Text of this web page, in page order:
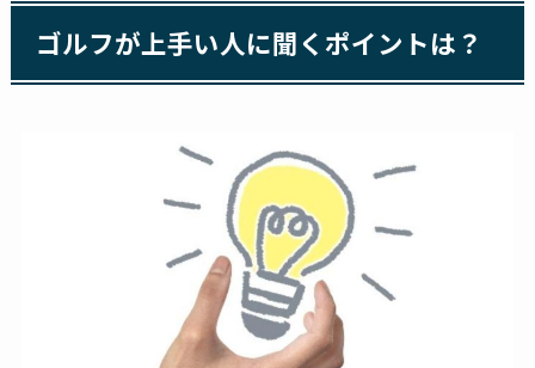
ゴルフが上手い人に聞くポイントは？